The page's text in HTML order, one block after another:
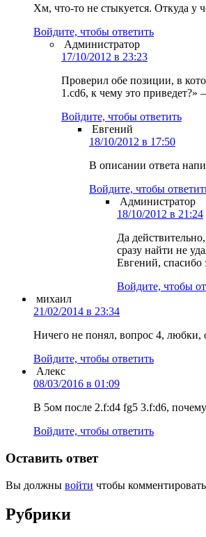
Хм, что-то не стыкуется. Откуда у
Войдите, чтобы ответить
Администратор
17/10/2012 в 23:23
Проверил обе позиции, в
1.cd6, к чему это
Войдите, чтобы ответить
Евгений
18/10/2012 в 17:50
В описании ответа
Войдите, чтобы
Администратор
18/10/2012 в 21:24
Да
сразу найти не
Евгений, спасибо
Войдите, чтобы
михаил
21/02/2014 в 23:34
Ничего не понял, вопрос 4, любки,
Войдите, чтобы ответить
Алекс
08/03/2016 в 01:09
В 5ом после 2.f:d4 fg5 3.f:d6,
Войдите, чтобы ответить
Оставить ответ
Вы должны войти чтобы
Рубрики